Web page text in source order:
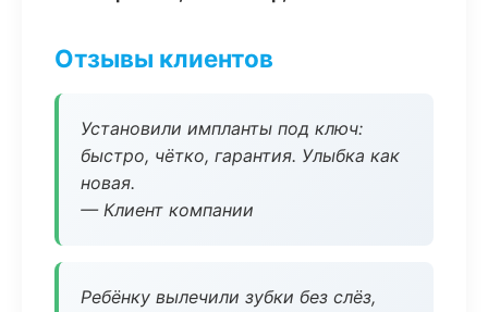
Отзывы клиентов
Установили импланты под ключ:
быстро, чётко, гарантия. Улыбка как
новая.
— Клиент компании
Ребёнку вылечили зубки без слёз,